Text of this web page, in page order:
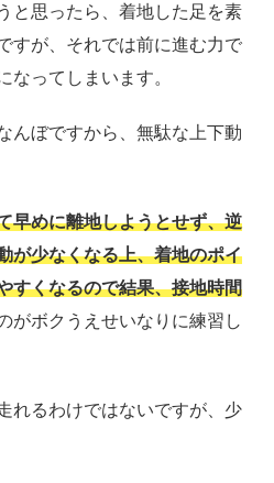
と思ったら、着地した足を素
すが、それでは前に進む力で
なってしまいます。
んぼですから、無駄な上下動
早めに離地しようとせず、逆
が少なくなる上、着地のポイ
すくなるので結果、接地時間
がボクうえせいなりに練習し
れるわけではないですが、少